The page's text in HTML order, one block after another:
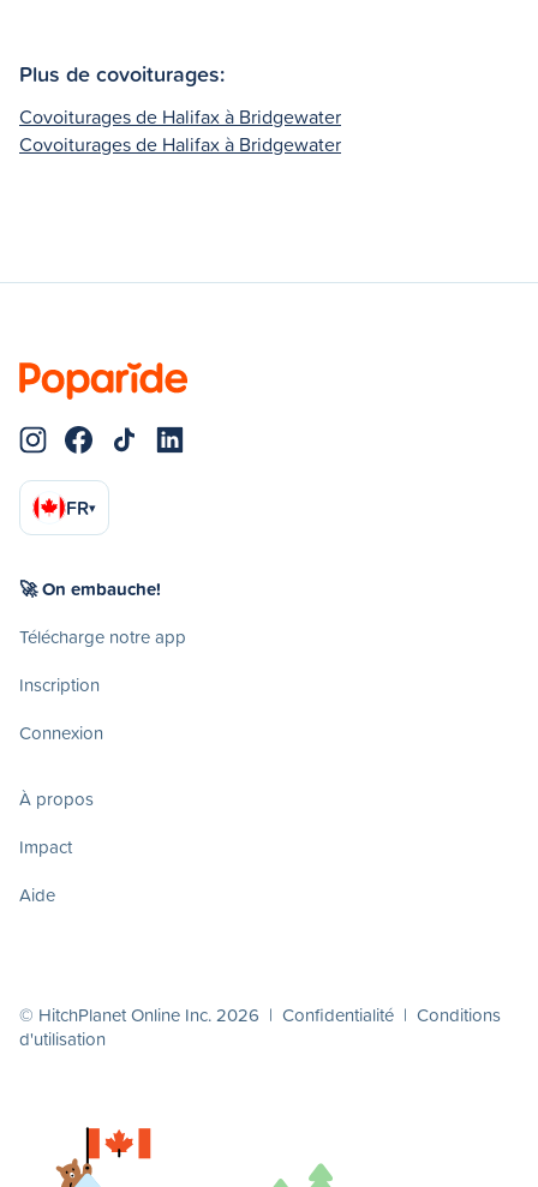
Plus de covoiturages:
Covoiturages de Halifax à Bridgewater
Covoiturages de Halifax à Bridgewater
FR▾
🚀 On embauche!
Télécharge notre app
Inscription
Connexion
À propos
Impact
Aide
© HitchPlanet Online Inc. 2026 | Confidentialité | Conditions
d'utilisation